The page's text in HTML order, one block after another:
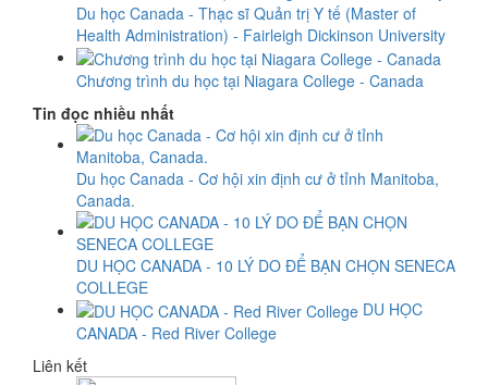
Du học Canada - Thạc sĩ Quản trị Y tế (Master of
Health Administration) - Fairleigh Dickinson University
Chương trình du học tại Niagara College - Canada
Tin đọc nhiều nhất
Du học Canada - Cơ hội xin định cư ở tỉnh Manitoba,
Canada.
DU HỌC CANADA - 10 LÝ DO ĐỂ BẠN CHỌN SENECA
COLLEGE
DU HỌC
CANADA - Red River College
Liên kết